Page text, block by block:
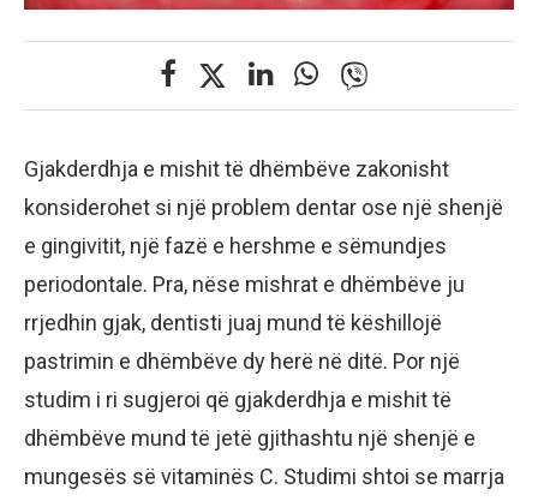
Gjakderdhja e mishit të dhëmbëve zakonisht
konsiderohet si një problem dentar ose një shenjë
e gingivitit, një fazë e hershme e sëmundjes
periodontale. Pra, nëse mishrat e dhëmbëve ju
rrjedhin gjak, dentisti juaj mund të këshillojë
pastrimin e dhëmbëve dy herë në ditë. Por një
studim i ri sugjeroi që gjakderdhja e mishit të
dhëmbëve mund të jetë gjithashtu një shenjë e
mungesës së vitaminës C. Studimi shtoi se marrja